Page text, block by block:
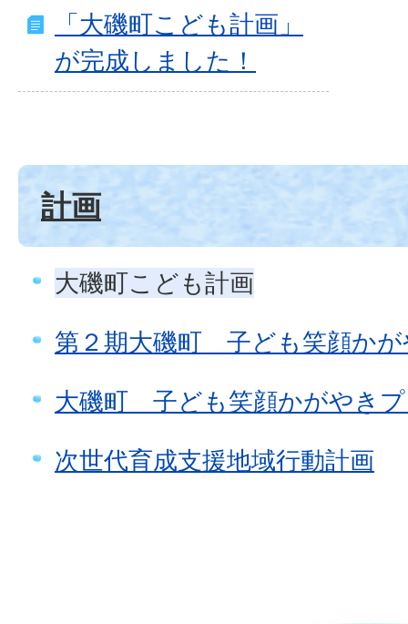
「大磯町こども計画」
が完成しました！
計画
大磯町こども計画
第２期大磯町 子ども笑顔か
大磯町 子ども笑顔かがやき
次世代育成支援地域行動計画